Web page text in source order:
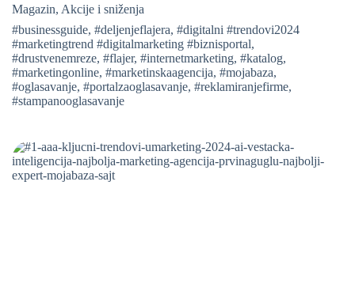
Magazin, Akcije i sniženja
#businessguide, #deljenjeflajera, #digitalni #trendovi2024
#marketingtrend #digitalmarketing #biznisportal,
#drustvenemreze, #flajer, #internetmarketing, #katalog,
#marketingonline, #marketinskaagencija, #mojabaza,
#oglasavanje, #portalzaoglasavanje, #reklamiranjefirme,
#stampanooglasavanje